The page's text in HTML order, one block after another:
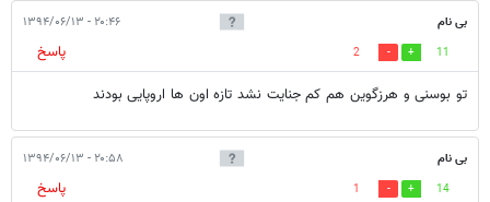
بی نام ۲۰:۴۶ - ۱۳۹۴/۰۶/۱۳
11
2
پاسخ
تو بوسنی و هرزگوین هم کم جنایت نشد تازه اون ها اروپایی بودند
بی نام ۲۰:۵۸ - ۱۳۹۴/۰۶/۱۳
14
1
پاسخ